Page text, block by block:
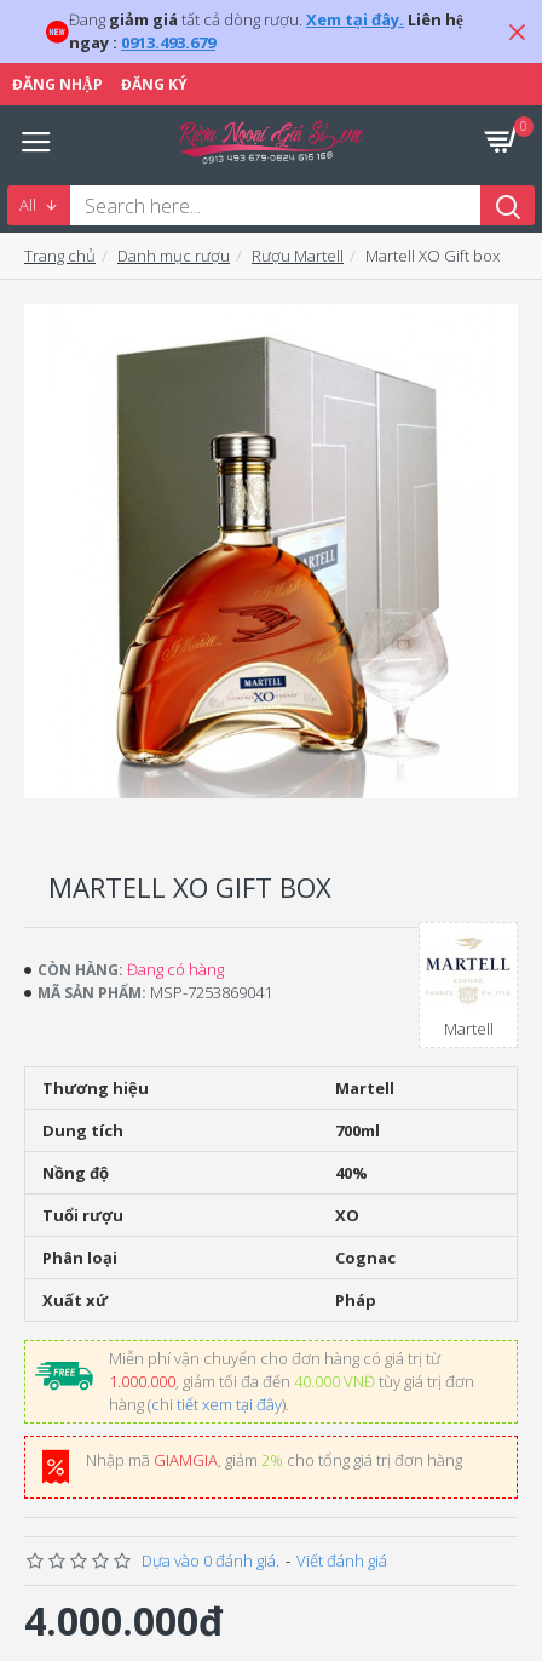
Đang giảm giá tất cả dòng rượu. Xem tại đây. Liên hệ
ngay : 0913.493.679
ĐĂNG NHẬP ĐĂNG KÝ
0
All
Trang chủ Danh mục rượu Rượu Martell Martell XO Gift box
MARTELL XO GIFT BOX
Thương hiệu
Martell
Dung tích
700ml
Nồng độ
40%
Tuổi rượu
XO
Phân loại
Cognac
Xuất xứ
Pháp
Miễn phí vận chuyển cho đơn hàng có giá trị từ
1.000.000, giảm tối đa đến 40.000 VNĐtùy giá trị đơn
hàng (chi tiết xem tại đây).
Nhập mã GIAMGIA, giảm 2% cho tổng giá trị đơn hàng
CÒN HÀNG: Đang có hàng
MÃ SẢN PHẨM: MSP-7253869041
Martell
Dựa vào 0 đánh giá. - Viết đánh giá
4.000.000đ